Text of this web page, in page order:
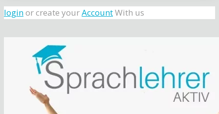
loginor create yourAccountWith us